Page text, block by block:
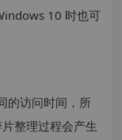
10 时也可
的访问时间，所
整理过程会产生